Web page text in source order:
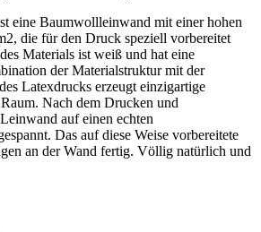
eine Baumwollleinwand mit einer hohen
die für den Druck speziell vorbereitet
Materials ist weiß und hat eine
der Materialstruktur mit der
Latexdrucks erzeugt einzigartige
Nach dem Drucken und
auf einen echten
Das auf diese Weise vorbereitete
an der Wand fertig. Völlig natürlich und